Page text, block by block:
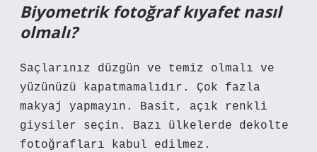
Biyometrik fotoğraf kıyafet nasıl
olmalı?
Saçlarınız düzgün ve temiz olmalı ve
yüzünüzü kapatmamalıdır. Çok fazla
makyaj yapmayın. Basit, açık renkli
giysiler seçin. Bazı ülkelerde dekolte
fotoğrafları kabul edilmez.